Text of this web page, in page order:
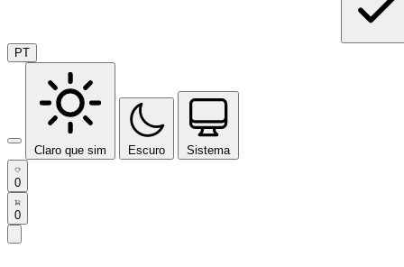
PT
Claro que sim Escuro Sistema
0
0